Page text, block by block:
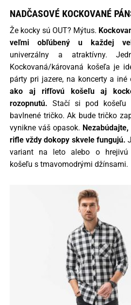
NADČASOVÉ KOCKOVANÉ
Že kocky sú OUT? Mýtus.
veľmi obľúbený u každej
univerzálny a atraktívny.
Kockovaná/károvaná košeľa je
párty pri jazere, na koncerty a iné
ako aj rifľovú košeľu aj
rozopnutú. Stačí si pod košeľu
bavlnené tričko. Ak bude tričko
vynikne váš opasok.
rifle vždy dokopy skvele fungujú.
variant na leto alebo o hrejivú
košeľu s tmavomodrými džínsami.